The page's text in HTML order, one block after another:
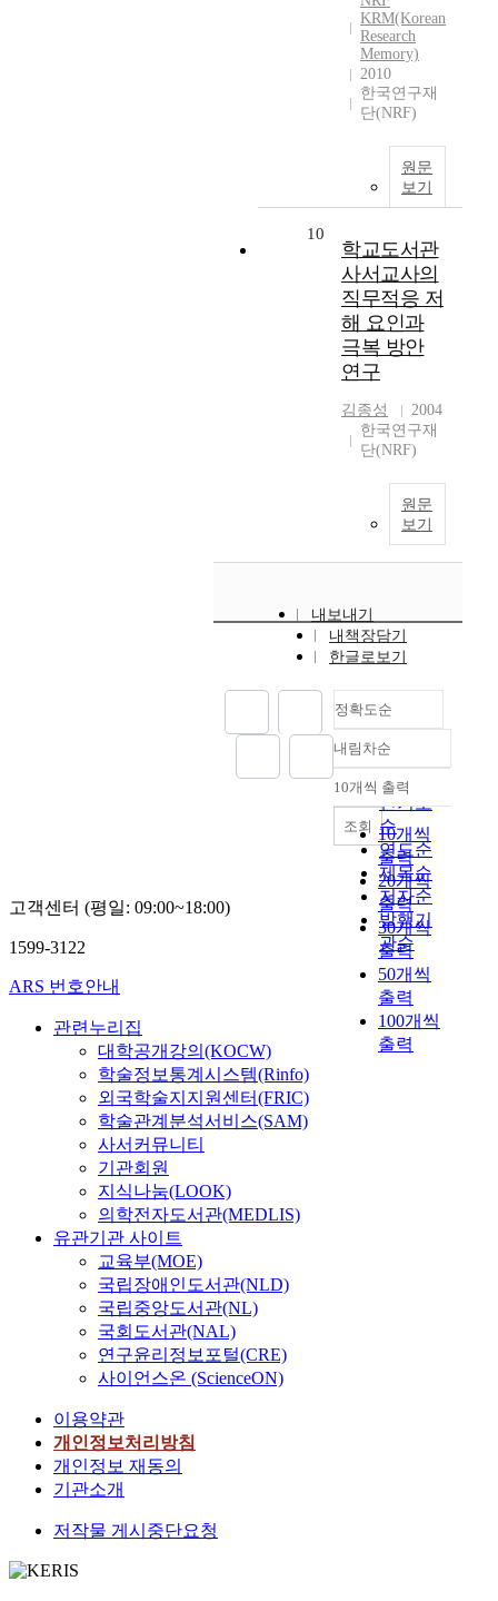
KRM(Korean
Research
Memory)
2010
한국연구재
단(NRF)
원문
보기
10
학교도서관
사서교사의
직무적응 저
해 요인과
극복 방안
연구
김종성
2004
한국연구재
단(NRF)
원문
보기
내보내기
내책장담기
한글로보기
정확도순
정확도
순
인기도
순
연도순
제목순
저자순
발행기
관순
내림차순
내림차순
10개씩 출력
10개씩
출력
20개씩
출력
30개씩
출력
50개씩
출력
100개씩
출력
조회
고객센터 (평일: 09:00~18:00)
1599-3122
ARS 번호안내
관련누리집
대학공개강의(KOCW)
학술정보통계시스템(Rinfo)
외국학술지지원센터(FRIC)
학술관계분석서비스(SAM)
사서커뮤니티
기관회원
지식나눔(LOOK)
의학전자도서관(MEDLIS)
유관기관 사이트
교육부(MOE)
국립장애인도서관(NLD)
국립중앙도서관(NL)
국회도서관(NAL)
연구윤리정보포털(CRE)
사이언스온 (ScienceON)
이용약관
개인정보처리방침
개인정보 재동의
기관소개
저작물 게시중단요청